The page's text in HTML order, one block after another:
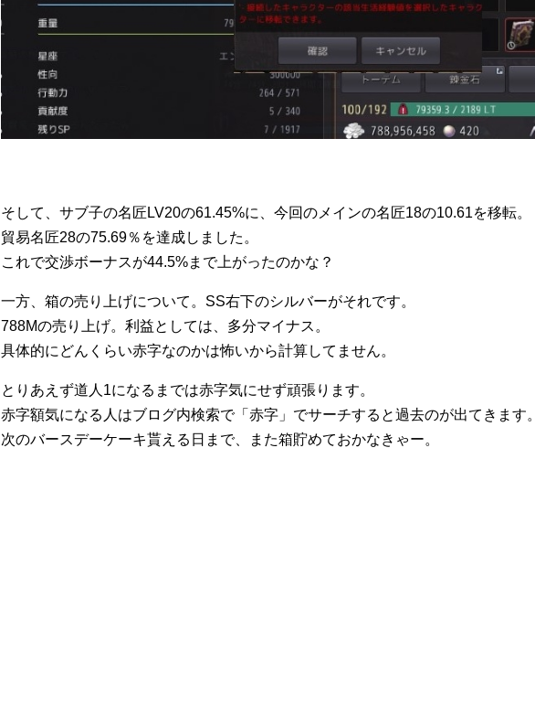
そして、サブ子の名匠LV20の61.45%に、今回のメインの名匠18の10.61を移転。
貿易名匠28の75.69％を達成しました。
これで交渉ボーナスが44.5%まで上がったのかな？
一方、箱の売り上げについて。SS右下のシルバーがそれです。
788Mの売り上げ。利益としては、多分マイナス。
具体的にどんくらい赤字なのかは怖いから計算してません。
とりあえず道人1になるまでは赤字気にせず頑張ります。
赤字額気になる人はブログ内検索で「赤字」でサーチすると過去のが出てきます。
次のバースデーケーキ貰える日まで、また箱貯めておかなきゃー。